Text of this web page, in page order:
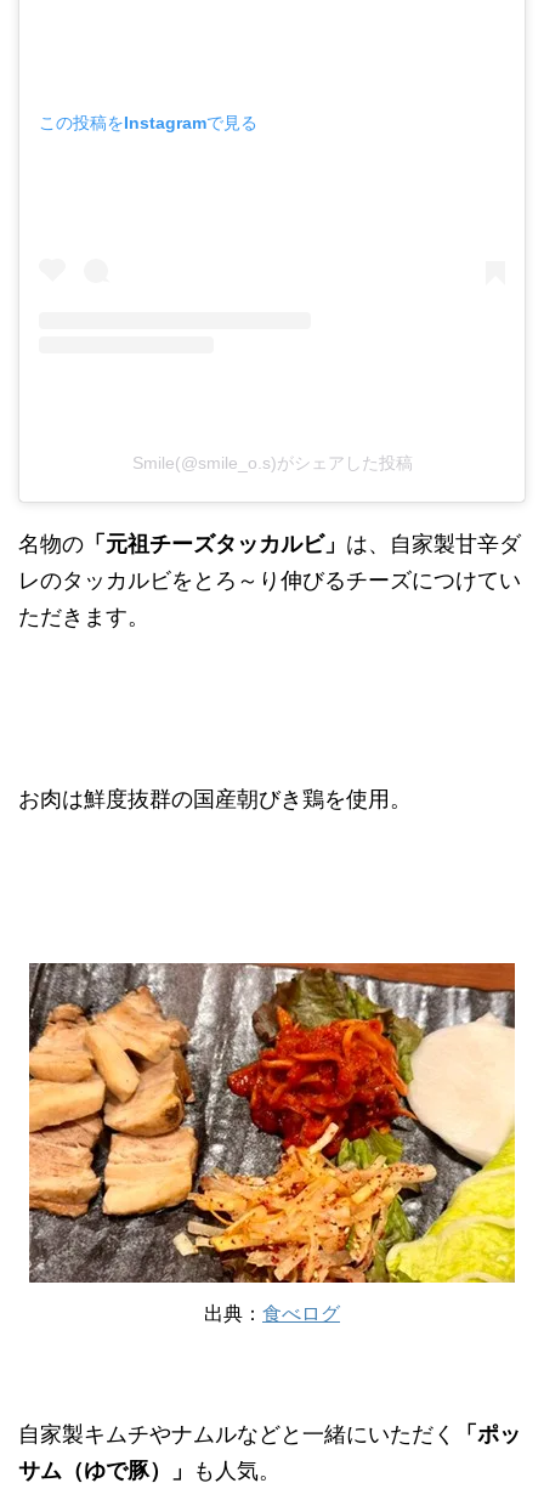
この投稿をInstagramで見る
Smile(@smile_o.s)がシェアした投稿
名物の 「元祖チーズタッカルビ」 は、自家製甘辛ダ
レのタッカルビをとろ～り伸びるチーズにつけてい
ただきます。
お肉は鮮度抜群の国産朝びき鶏を使用。
出典： 食べログ
自家製キムチやナムルなどと一緒にいただく
「ポッ
サム（ゆで豚）」
も人気。